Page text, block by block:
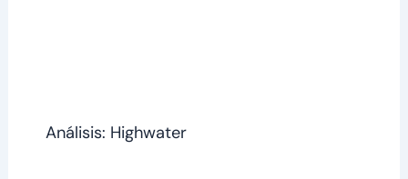
Análisis: Highwater